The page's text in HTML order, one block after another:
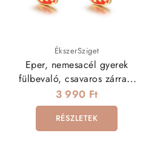
ÉkszerSziget
Eper, nemesacél gyerek
fülbevaló, csavaros zárral -
arany
3 990 Ft
RÉSZLETEK